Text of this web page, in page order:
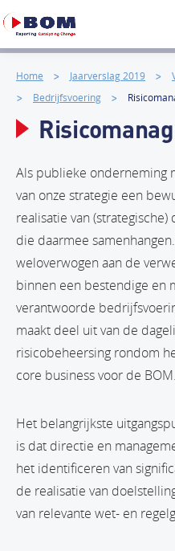
Home Jaarverslag 2019
Bedrijfsvoering
Als publieke onderneming
van onze strategie een
realisatie van
die daarmee
weloverwogen aan de
binnen een bestendige en
verantwoorde
maakt deel uit van de
risicobeheersing rondom
core business voor de BOM.
Het belangrijkste
is dat directie en
het identificeren van
de realisatie van
van relevante wet- en